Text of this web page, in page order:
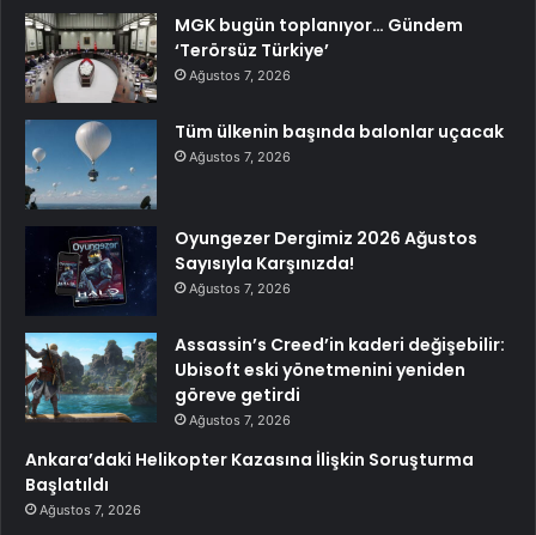
MGK bugün toplanıyor… Gündem
‘Terörsüz Türkiye’
Ağustos 7, 2026
Tüm ülkenin başında balonlar uçacak
Ağustos 7, 2026
Oyungezer Dergimiz 2026 Ağustos
Sayısıyla Karşınızda!
Ağustos 7, 2026
Assassin’s Creed’in kaderi değişebilir:
Ubisoft eski yönetmenini yeniden
göreve getirdi
Ağustos 7, 2026
Ankara’daki Helikopter Kazasına İlişkin Soruşturma
Başlatıldı
Ağustos 7, 2026